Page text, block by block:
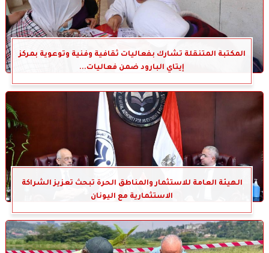
المكتبة المتنقلة تشارك بفعاليات ثقافية وفنية وتوعوية بمركز
إيتاي البارود ضمن فعاليات...
الهيئة العامة للاستثمار والمناطق الحرة تبحث تعزيز الشراكة
الاستثمارية مع اليونان